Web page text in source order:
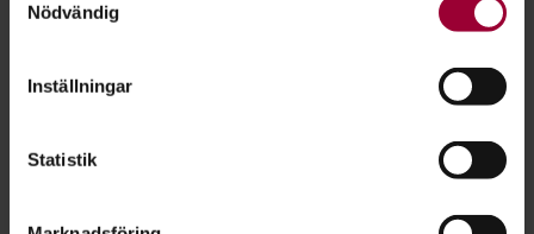
som kan ha en noggrannhet på upp till flera meter
Du kan ändra eller dra tillbaka ditt samtycke när som
Nödvändig
Inställningar
Statistik
2026-08-15